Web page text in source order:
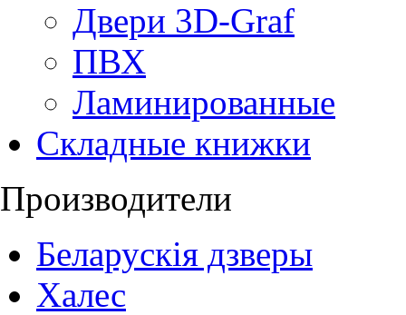
Двери 3D-Graf
ПВХ
Ламинированные
Складные книжки
Производители
Беларускія дзверы
Халес